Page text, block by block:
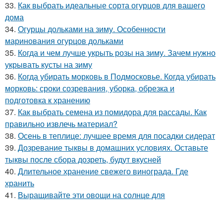
33. Как выбрать идеальные сорта огурцов для вашего
дома
34. Огурцы дольками на зиму. Особенности
маринования огурцов дольками
35. Когда и чем лучше укрыть розы на зиму. Зачем нужно
укрывать кусты на зиму
36. Когда убирать морковь в Подмосковье. Когда убирать
морковь: сроки созревания, уборка, обрезка и
подготовка к хранению
37. Как выбрать семена из помидора для рассады. Как
правильно извлечь материал?
38. Осень в теплице: лучшее время для посадки сидерат
39. Дозревание тыквы в домашних условиях. Оставьте
тыквы после сбора дозреть, будут вкусней
40. Длительное хранение свежего винограда. Где
хранить
41. Выращивайте эти овощи на солнце для